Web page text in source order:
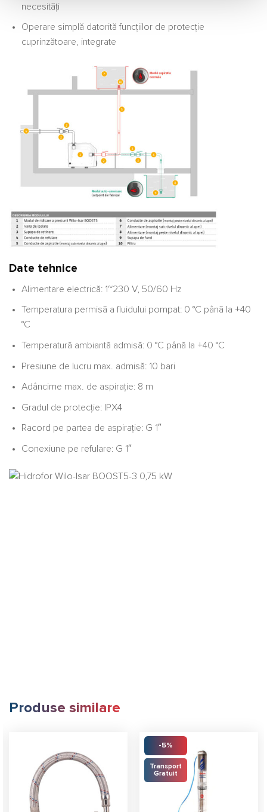
necesități
Operare simplă datorită funcțiilor de protecție
cuprinzătoare, integrate
Date tehnice
Alimentare electrică: 1~230 V, 50/60 Hz
Temperatura permisă a fluidului pompat: 0 °C până la +40
°C
Temperatură ambiantă admisă: 0 °C până la +40 °C
Presiune de lucru max. admisă: 10 bari
Adâncime max. de aspirație: 8 m
Gradul de protecție: IPX4
Racord pe partea de aspirație: G 1″
Conexiune pe refulare: G 1″
Produse similare
-5%
Transport
Gratuit